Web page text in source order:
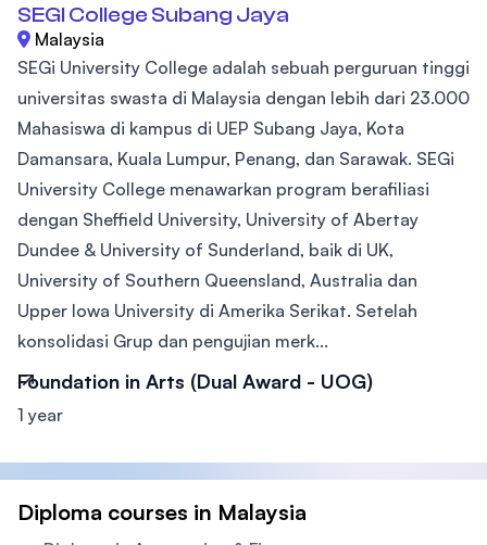
SEGI College Subang Jaya
Malaysia
SEGi University College adalah sebuah perguruan tinggi
universitas swasta di Malaysia dengan lebih dari 23.000
Mahasiswa di kampus di UEP Subang Jaya, Kota
Damansara, Kuala Lumpur, Penang, dan Sarawak. SEGi
University College menawarkan program berafiliasi
dengan Sheffield University, University of Abertay
Dundee & University of Sunderland, baik di UK,
University of Southern Queensland, Australia dan
Upper Iowa University di Amerika Serikat. Setelah
konsolidasi Grup dan pengujian merk...
Foundation in Arts (Dual Award - UOG)
1 year
Diploma courses in Malaysia